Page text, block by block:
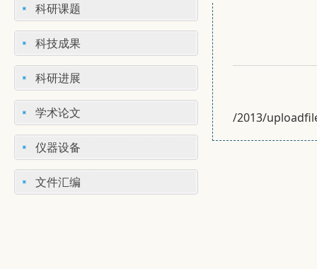
科研课题
科技成果
科研进展
学术论文
仪器设备
文件汇编
/2013/